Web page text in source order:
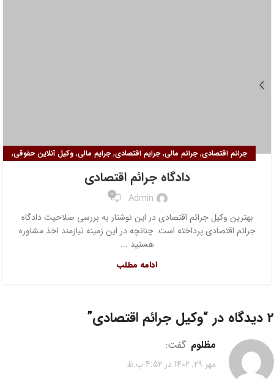
جرائم اقتصادی,جرائم مالی,جرایم اقتصادی,جرایم مالی, وکیل آنلاین حقوقی,
دادگاه جرائم اقتصادی
Admin
0
بهترین وکیل جرائم اقتصادی در این نوشتار به بررسی صلاحیت دادگاه
جرائم اقتصادی پرداخته است. چنانچه در این زمینه نیازمند اخذ مشاوره
هستید ...
ادامه مطلب
2 دیدگاه در “ وکیل جرائم اقتصادی”
مظلوم گفت:
مهر 29, 1402 در 4:52 ب.ظ